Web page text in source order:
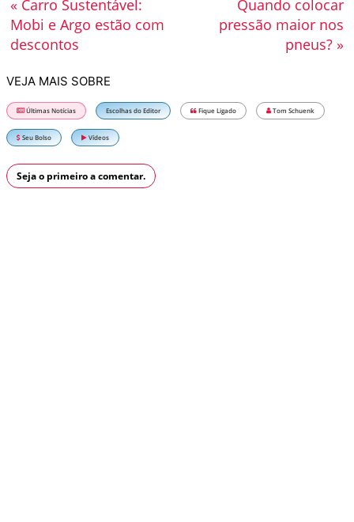
Quando colocar
pressão maior nos
pneus? »
« Carro Sustentável:
Mobi e Argo estão com
descontos
VEJA MAIS SOBRE
Últimas Notícias Escolhas do Editor Fique Ligado Tom Schuenk
Seu Bolso Vídeos
Seja o primeiro a comentar.